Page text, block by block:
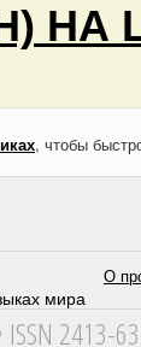
НА
, чтобы
О
ISSN 2413-